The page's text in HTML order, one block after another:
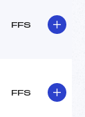
FFS
FFS